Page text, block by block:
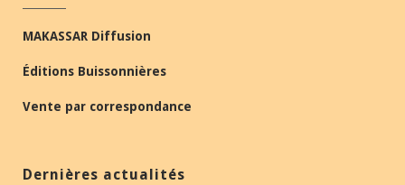
MAKASSAR Diffusion
Éditions Buissonnières
Vente par correspondance
Dernières actualités